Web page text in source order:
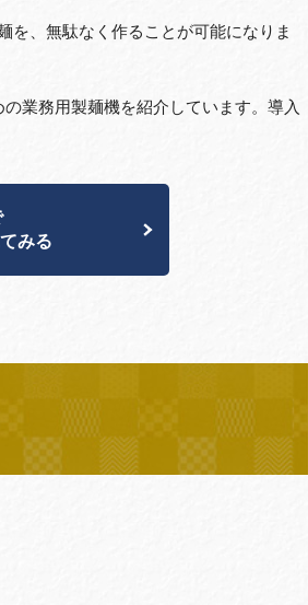
を、無駄なく作ることが可能になりま
業務用製麺機を紹介しています。導入
みる